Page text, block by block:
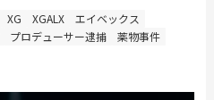
XG XGALX
エイベックス
プロデューサー逮捕
薬物事件